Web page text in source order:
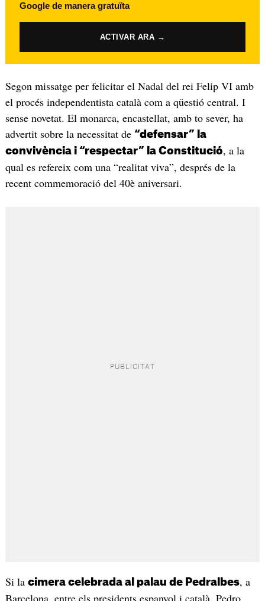
Google de manera gratuïta
ACTIVAR ARA →
Segon missatge per felicitar el Nadal del rei Felip VI amb
el procés independentista català com a qüestió central. I
sense novetat. El monarca, encastellat, amb to sever, ha
advertit sobre la necessitat de “defensar” la
convivència i “respectar” la Constitució, a la
qual es refereix com una “realitat viva”, després de la
recent commemoració del 40è aniversari.
Si la cimera celebrada al palau de Pedralbes, a
Barcelona, entre els presidents espanyol i català, Pedro